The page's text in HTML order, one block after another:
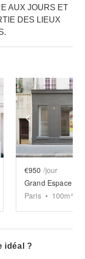
AUX JOURS ET
DES LIEUX
Show next slide
Show
€950 /jour
Grand Espace
Paris • 100m²
idéal ?